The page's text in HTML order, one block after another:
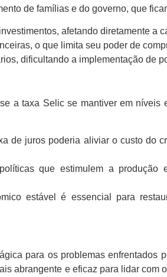
de famílias e do governo, que
afetando diretamente a
o que limita seu poder de
dificultando a implementação de
a taxa Selic se mantiver em
de juros poderia aliviar o custo do
que estimulem a
estável é essencial para
para os problemas
abrangente e eficaz para lidar